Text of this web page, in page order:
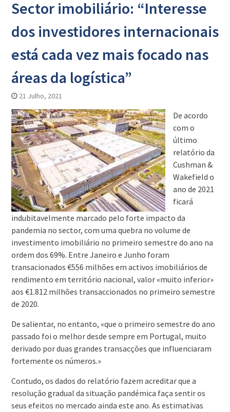
Sector imobiliário: “Interesse
dos investidores internacionais
está cada vez mais focado nas
áreas da logística”
21 Julho, 2021
De acordo
com o
último
relatório da
Cushman &
Wakefield o
ano de 2021
ficará
indubitavelmente marcado pelo forte impacto da
pandemia no sector, com uma quebra no volume de
investimento imobiliário no primeiro semestre do ano na
ordem dos 69%. Entre Janeiro e Junho foram
transacionados €556 milhões em activos imobiliários de
rendimento em território nacional, valor «muito inferior»
aos €1.812 milhões transaccionados no primeiro semestre
de 2020.
De salientar, no entanto, «que o primeiro semestre do ano
passado foi o melhor desde sempre em Portugal, muito
derivado por duas grandes transacções que influenciaram
fortemente os números.»
Contudo, os dados do relatório fazem acreditar que a
resolução gradual da situação pandémica faça sentir os
seus efeitos no mercado ainda este ano. As estimativas